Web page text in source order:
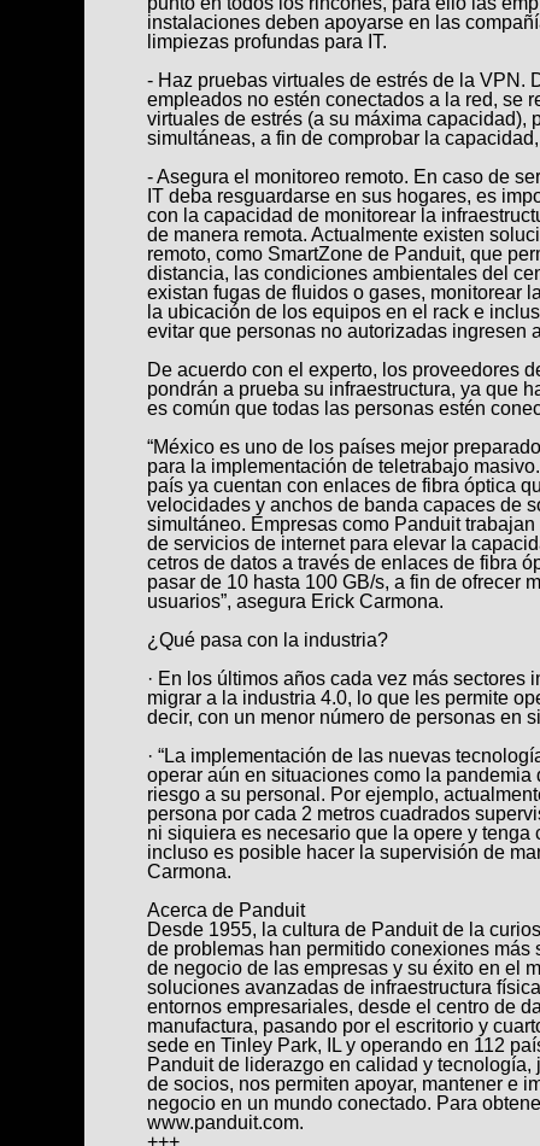
instalaciones deben apoyarse en las
limpiezas profundas para IT.
- Haz pruebas virtuales de estrés de la VPN.
empleados no estén conectados a la red, se
virtuales de estrés (a su máxima capacidad),
simultáneas, a fin de comprobar la
- Asegura el monitoreo remoto. En caso de
IT deba resguardarse en sus hogares, es
con la capacidad de monitorear la
de manera remota. Actualmente existen
remoto, como SmartZone de Panduit, que
distancia, las condiciones ambientales del
existan fugas de fluidos o gases, monitorear
la ubicación de los equipos en el rack e
evitar que personas no autorizadas ingresen
De acuerdo con el experto, los proveedores
pondrán a prueba su infraestructura, ya que
es común que todas las personas estén
“México es uno de los países mejor
para la implementación de teletrabajo
país ya cuentan con enlaces de fibra óptica
velocidades y anchos de banda capaces de
simultáneo. Empresas como Panduit
de servicios de internet para elevar la
cetros de datos a través de enlaces de fibra
pasar de 10 hasta 100 GB/s, a fin de ofrecer
usuarios”, asegura Erick Carmona.
¿Qué pasa con la industria?
· En los últimos años cada vez más sectores
migrar a la industria 4.0, lo que les permite
decir, con un menor número de personas en
· “La implementación de las nuevas
operar aún en situaciones como la
riesgo a su personal. Por ejemplo,
persona por cada 2 metros cuadrados
ni siquiera es necesario que la opere y tenga
incluso es posible hacer la supervisión de
Carmona.
Acerca de Panduit
Desde 1955, la cultura de Panduit de la
de problemas han permitido conexiones más
de negocio de las empresas y su éxito en el
soluciones avanzadas de infraestructura
entornos empresariales, desde el centro de
manufactura, pasando por el escritorio y
sede en Tinley Park, IL y operando en 112
Panduit de liderazgo en calidad y
de socios, nos permiten apoyar, mantener e
negocio en un mundo conectado. Para
www.panduit.com.
+++